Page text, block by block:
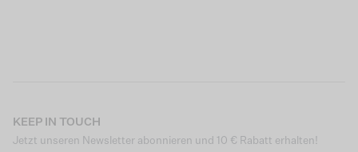
KEEP IN TOUCH
Jetzt unseren Newsletter abonnieren und 10 € Rabatt erhalten!